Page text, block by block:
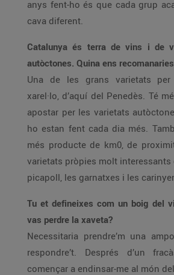
anys fent-ho és que cada grup
cava diferent.
Catalunya és terra de vins i de
autòctones. Quina ens
Una de les grans varietats
xarel·lo, d’aquí del Penedès. Té
apostar per les varietats
ho estan fent cada dia més.
més producte de km0, de
varietats pròpies molt interessants
picapoll, les garnatxes i les
Tu et defineixes com un boig del
vas perdre la xaveta?
Necessitaria prendre’m una
respondre’t. Després d’un
començar a endinsar-me al món